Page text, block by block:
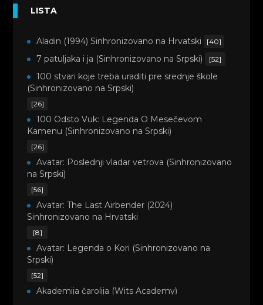
LISTA
Aladin (1994) Sinhronizovano na Hrvatski [40]
7 patuljaka i ja (Sinhronizovano na Srpski) [52]
100 stvari koje treba uraditi pre srednje škole
(Sinhronizovano na Srpski)
[26]
100 Odsto Vuk: Legenda O Mesečevom
Kamenu (Sinhronizovano na Srpski)
[26]
Avatar: Poslednji vladar vetrova (Sinhronizovano
na Srpski)
[56]
Avatar: The Last Airbender (2024)
Sinhronizovano na Hrvatski
[8]
Avatar: Legenda o Kori (Sinhronizovano na
Srpski)
[52]
Akademija čarolija (Wits Academy)